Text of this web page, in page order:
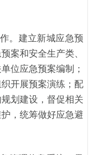
。建立新城应急预
案和安全生产类、
位应急预案编制；
开展预案演练；配
划建设，督促相关
，统筹做好应急避